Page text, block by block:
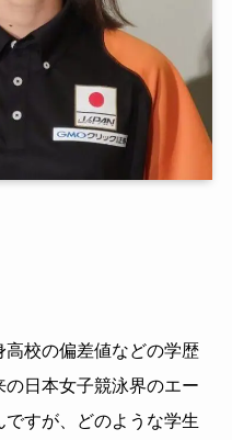
校の偏差値などの学歴
日本女子競泳界のエー
すが、どのような学生